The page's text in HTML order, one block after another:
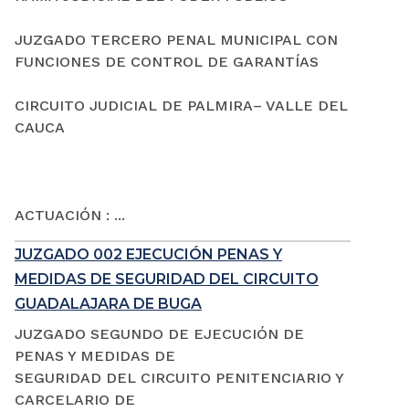
JUZGADO TERCERO PENAL MUNICIPAL CON
FUNCIONES DE CONTROL DE GARANTÍAS
CIRCUITO JUDICIAL DE PALMIRA– VALLE DEL
CAUCA
ACTUACIÓN : ...
JUZGADO 002 EJECUCIÓN PENAS Y
MEDIDAS DE SEGURIDAD DEL CIRCUITO
GUADALAJARA DE BUGA
JUZGADO SEGUNDO DE EJECUCIÓN DE
PENAS Y MEDIDAS DE
SEGURIDAD DEL CIRCUITO PENITENCIARIO Y
CARCELARIO DE